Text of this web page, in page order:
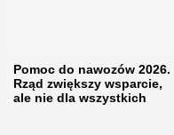
Pomoc do nawozów 2026.
Rząd zwiększy wsparcie,
ale nie dla wszystkich